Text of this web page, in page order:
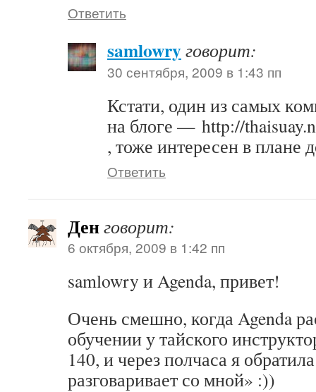
Ответить
samlowryговорит:
30 сентября, 2009 в 1:43 пп
Кстати, один из самых
на блоге — http://
, тоже интересен в плане
Ответить
Денговорит:
6 октября, 2009 в 1:42 пп
samlowry и Agenda, привет!
Очень смешно, когда Agenda
обучении у тайского
140, и через полчаса я
разговаривает со мной» :))